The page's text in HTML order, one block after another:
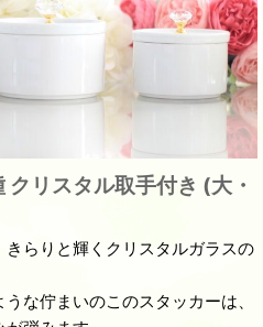
クリスタル取手付き (大・
らりと輝くクリスタルガラスの
な佇まいのこのスタッカーは、